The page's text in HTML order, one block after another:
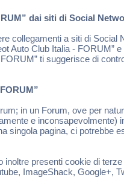
dai siti di Social
collegamenti a siti di
Auto Club Italia - FORUM”
ti suggerisce di
in un Forum, ove per
e
singola pagina, ci potrebbe
inoltre presenti cookie di
ImageShack, Google+,